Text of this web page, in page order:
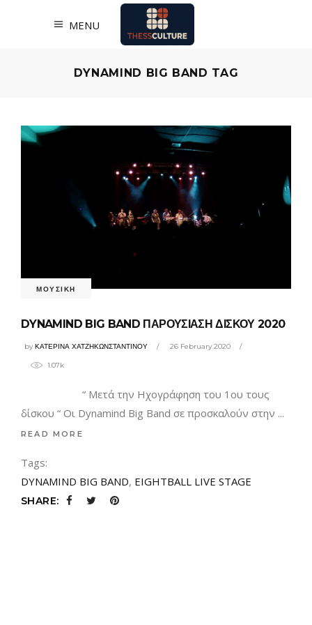
MENU
DYNAMIND BIG BAND TAG
ΜΟΥΣΙΚΗ
DYNAMIND BIG BAND ΠΑΡΟΥΣΙΑΣΗ ΔΙΣΚΟΥ 2020
byΚΑΤΕΡΙΝΑ ΧΑΤΖΗΚΩΝΣΤΑΝΤΙΝΟΥ 26 February 2020
1.07k
“ Μετά την Ηχογράφηση του 1ου τους
δίσκου “ Οι Dynamind Big Band σε προσκαλούν στην
READ MORE
Tags:
DYNAMIND BIG BAND, EIGHTBALL LIVE STAGE
SHARE: